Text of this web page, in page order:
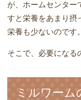
が、ホームセンター
すと栄養をあまり摂
栄養も少ないのです。
そこで、必要になる
ミルワーム